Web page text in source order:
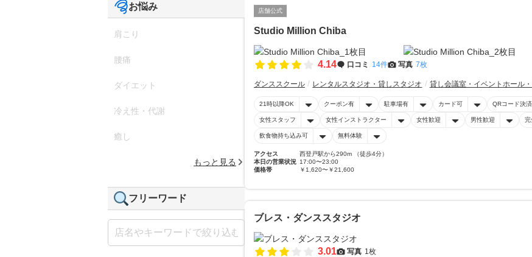
店舗公式
Studio Million Chiba
4.14 口コミ 14件 写真 7枚
ダンススクール レンタルスタジオ・貸しスタジオ 貸し会議室・イベントホール
21時以降OK クーポン有 駐車場有 カード可 QRコード決
女性スタッフ 女性インストラクター 女性歓迎 男性歓迎 完
飲食物持ち込み可 無料体験
アクセス
西登戸駅から290m （徒歩4分）
本日の営業状況 17:00〜23:00
価格帯
￥1,620〜￥21,600
ブレス・ダンススタジオ
3.01 写真 1枚
お悩み
肩こり
腰痛
ダイエット
冷え性・代謝
癒し
もっと見る
フリーワード